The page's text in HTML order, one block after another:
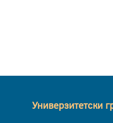
Универзитетски